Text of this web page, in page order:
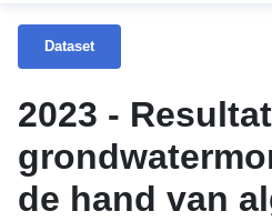
Dataset
2023 -
de hand van